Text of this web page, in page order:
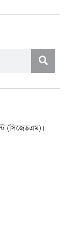
(সিজেডএম)।